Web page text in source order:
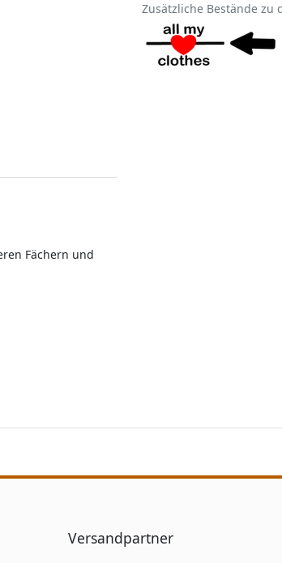
Zusätzliche Bestände zu
Fächern und
Versandpartner